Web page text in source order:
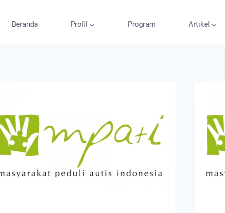
Beranda Profil Program Artikel